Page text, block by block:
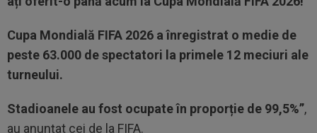
Cupa Mondială FIFA 2026 a înregistrat o medie de
peste 63.000 de spectatori la primele 12 meciuri ale
turneului.
Stadioanele au fost ocupate în proporție de 99,5%”,
au anunțat cei de la FIFA.